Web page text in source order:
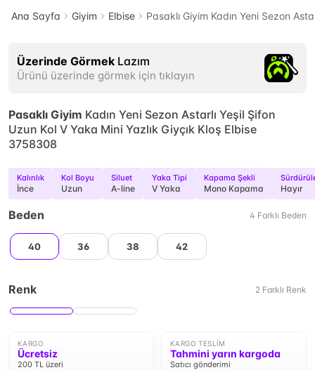
Ana Sayfa Giyim Elbise Pasaklı Giyim Kadın Yeni Sezon
Üzerinde Görmek Lazım
Ürünü üzerinde görmek için tıklayın
Pasaklı Giyim Kadın Yeni Sezon Astarlı Yeşil Şifon
Uzun Kol V Yaka Mini Yazlık Giyçık Kloş Elbise
3758308
Kalınlık
İnce
Kol Boyu
Uzun
Siluet
A-line
Yaka Tipi
V Yaka
Kapama Şekli
Mono Kapama Hayır
Beden 4 Farklı Beden
40 36 38 42
Renk 2 Farklı Renk
KARGO
Ücretsiz
200 TL üzeri
KARGO TESLIM
Tahmini yarın kargoda
Satıcı gönderimi